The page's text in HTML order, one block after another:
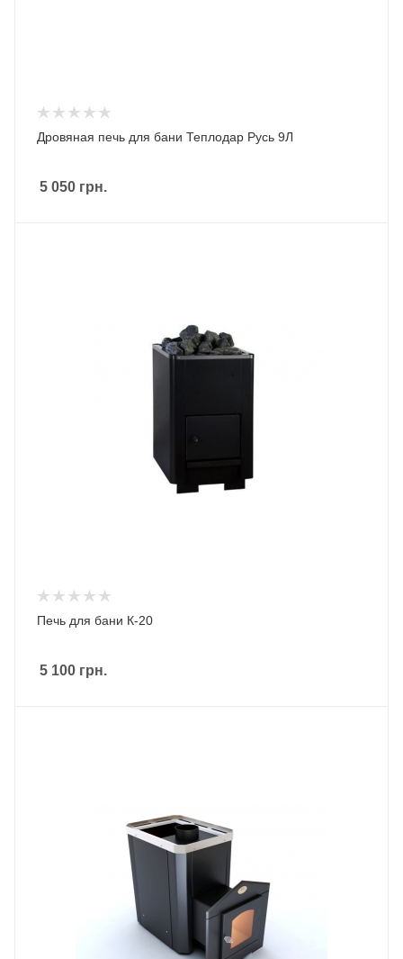
Дровяная печь для бани Теплодар Русь 9Л
5 050 грн.
Печь для бани К-20
5 100 грн.